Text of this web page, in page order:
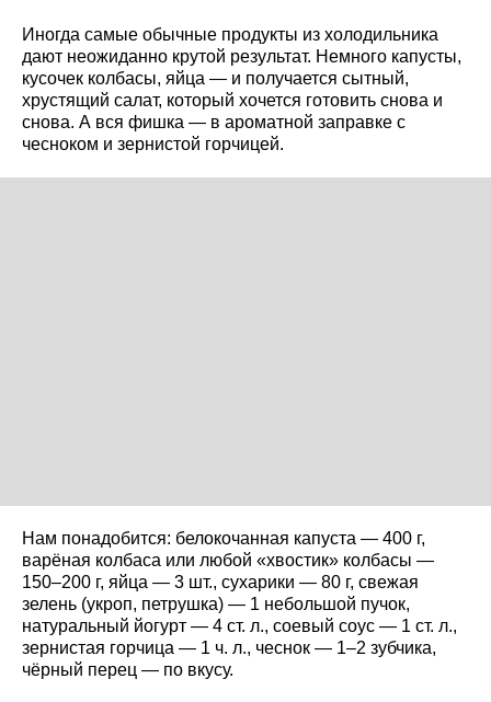
Иногда самые обычные продукты из холодильника
дают неожиданно крутой результат. Немного капусты,
кусочек колбасы, яйца — и получается сытный,
хрустящий салат, который хочется готовить снова и
снова. А вся фишка — в ароматной заправке с
чесноком и зернистой горчицей.
Нам понадобится: белокочанная капуста — 400 г,
варёная колбаса или любой «хвостик» колбасы —
150–200 г, яйца — 3 шт., сухарики — 80 г, свежая
зелень (укроп, петрушка) — 1 небольшой пучок,
натуральный йогурт — 4 ст. л., соевый соус — 1 ст. л.,
зернистая горчица — 1 ч. л., чеснок — 1–2 зубчика,
чёрный перец — по вкусу.